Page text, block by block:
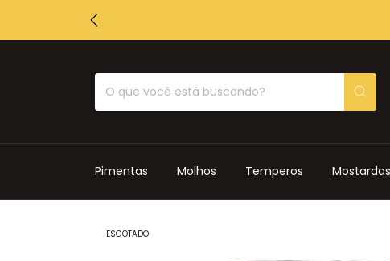
Pimentas Molhos Temperos Mostardas
ESGOTADO